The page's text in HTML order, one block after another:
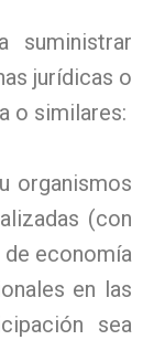
suministrar
jurídicas o
o similares:
organismos
(con
economía
en las
sea